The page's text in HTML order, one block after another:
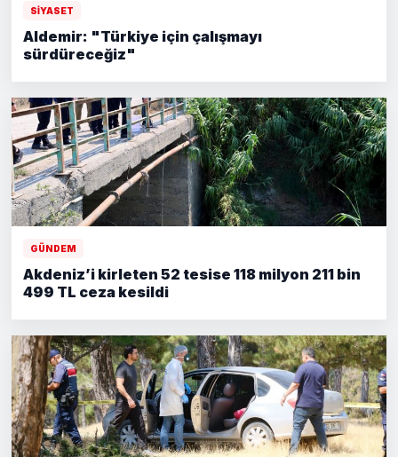
SİYASET
Aldemir: "Türkiye için çalışmayı
sürdüreceğiz"
GÜNDEM
Akdeniz’i kirleten 52 tesise 118 milyon 211 bin
499 TL ceza kesildi